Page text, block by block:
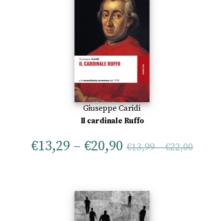
Giuseppe Caridi
Il cardinale Ruffo
€13,29 – €20,90 €13,99–€22,00